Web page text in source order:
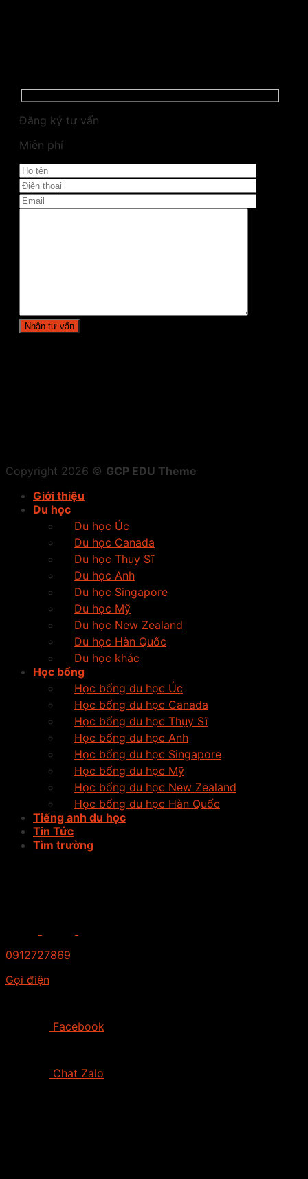
Đăng ký tư vấn
Miễn phí
Copyright 2026 © GCP EDU Theme
Giới thiệu
Du học
Du học Úc
Du học Canada
Du học Thụy Sĩ
Du học Anh
Du học Singapore
Du học Mỹ
Du học New Zealand
Du học Hàn Quốc
Du học khác
Học bổng
Học bổng du học Úc
Học bổng du học Canada
Học bổng du học Thụy Sĩ
Học bổng du học Anh
Học bổng du học Singapore
Học bổng du học Mỹ
Học bổng du học New Zealand
Học bổng du học Hàn Quốc
Tiếng anh du học
Tin Tức
Tìm trường
0912727869
Gọi điện
Facebook
Chat Zalo